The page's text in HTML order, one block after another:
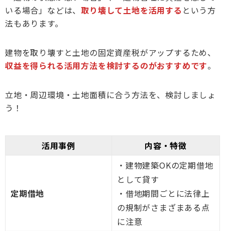
いる場合」などは、取り壊して土地を活用する という方
法もあります。
建物を取り壊すと土地の固定資産税がアップするため、
収益を得られる活用方法を検討するのがおすすめです。
立地・周辺環境・土地面積に合う方法を、検討しましょ
う！
活用事例 内容・特徴
定期借地
・建物建築OKの定期借地
として貸す
・借地期間ごとに法律上
の規制がさまざまある点
に注意